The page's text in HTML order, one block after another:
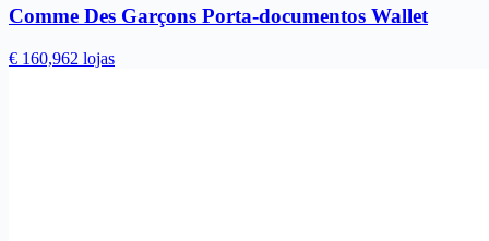
Comme Des Garçons Porta-documentos Wallet
€ 160,962 lojas